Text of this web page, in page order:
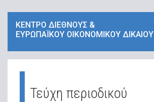
ΚΕΝΤΡΟ ΔΙΕΘΝΟΥΣ &
ΕΥΡΩΠΑΪΚΟΥ ΟΙΚΟΝΟΜΙΚΟΥ ΔΙΚΑΙΟΥ
Τεύχη περιοδικού